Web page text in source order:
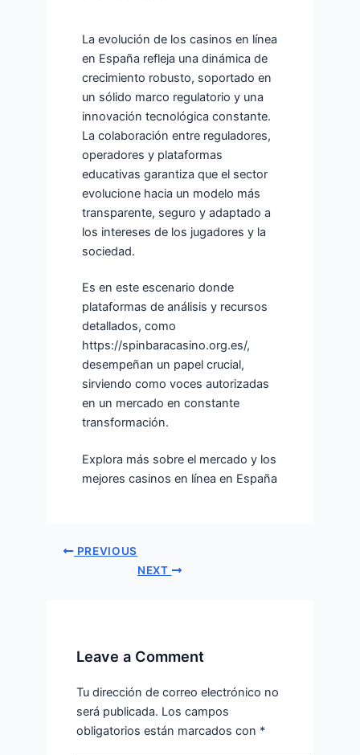
La evolución de los casinos en línea
en España refleja una dinámica de
crecimiento robusto, soportado en
un sólido marco regulatorio y una
innovación tecnológica constante.
La colaboración entre reguladores,
operadores y plataformas
educativas garantiza que el sector
evolucione hacia un modelo más
transparente, seguro y adaptado a
los intereses de los jugadores y la
sociedad.
Es en este escenario donde
plataformas de análisis y recursos
detallados, como
https://spinbaracasino.org.es/,
desempeñan un papel crucial,
sirviendo como voces autorizadas
en un mercado en constante
transformación.
Explora más sobre el mercado y los
mejores casinos en línea en España
PREVIOUS
NEXT
Leave a Comment
Tu dirección de correo electrónico no
será publicada. Los campos
obligatorios están marcados con *